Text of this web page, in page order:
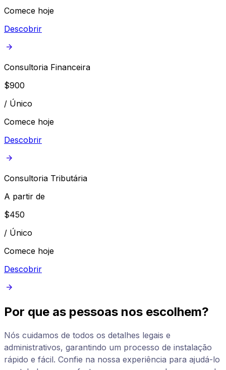
Comece hoje
Descobrir
Consultoria Financeira
$900
/ Único
Comece hoje
Descobrir
Consultoria Tributária
A partir de
$450
/ Único
Comece hoje
Descobrir
Por que as pessoas nos escolhem?
Nós cuidamos de todos os detalhes legais e
administrativos, garantindo um processo de instalação
rápido e fácil. Confie na nossa experiência para ajudá-lo